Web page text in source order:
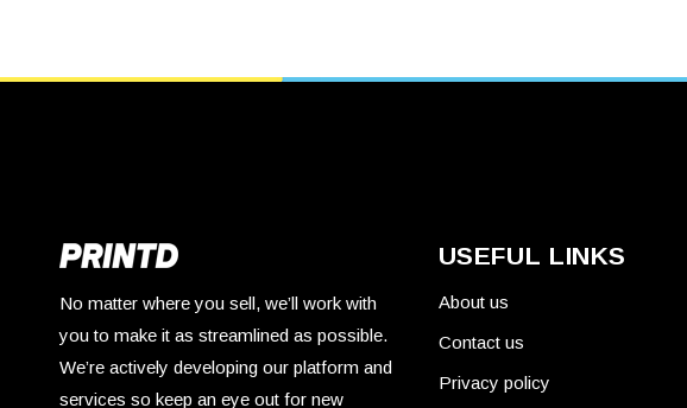
No matter where you sell, we’ll work with
you to make it as streamlined as possible.
We’re actively developing our platform and
services so keep an eye out for new
USEFUL LINKS
About us
Contact us
Privacy policy